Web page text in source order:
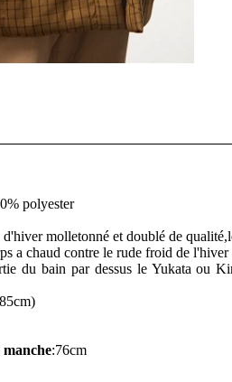
polyester
d'hiver molletonné et doublé de
a chaud contre le rude froid de l'hiver
du bain par dessus le Yukata ou
:76cm